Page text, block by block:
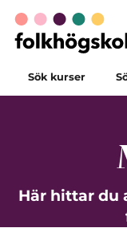
Sök kurser
Här hittar du